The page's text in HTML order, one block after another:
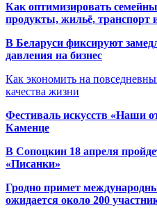
Как оптимизировать
продукты, жильё, транспорт
В Беларуси фиксируют
давления на бизнес
Как экономить на
качества жизни
Фестиваль искусств «Наши
Каменце
В Сопоцкин 18 апреля
«Писанки»
Гродно примет
ожидается около 200